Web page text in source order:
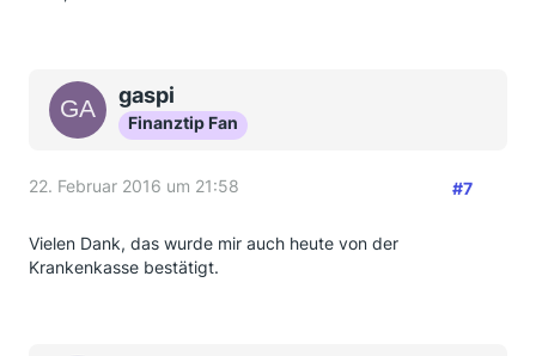
gaspi
Finanztip Fan
22. Februar 2016 um 21:58 #7
Vielen Dank, das wurde mir auch heute von der
Krankenkasse bestätigt.